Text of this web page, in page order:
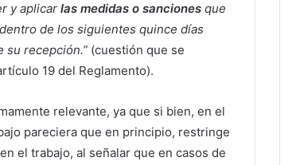
y aplicarlas medidas o sanciones que
de los siguientes quince días
su recepción.” (cuestión que se
19 del Reglamento).
relevante, ya que si bien, en el
pareciera que en principio, restringe
el trabajo, al señalar que en casos de